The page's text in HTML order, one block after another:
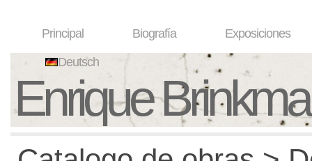
Principal Biografía Exposiciones
Deutsch
Enrique